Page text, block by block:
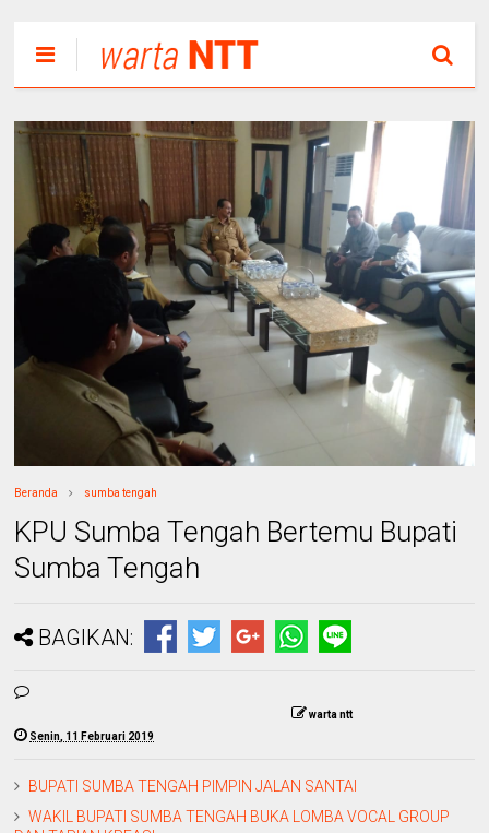
Beranda sumba tengah
KPU Sumba Tengah Bertemu Bupati
Sumba Tengah
BAGIKAN:
warta ntt
Senin, 11 Februari 2019
BUPATI SUMBA TENGAH PIMPIN JALAN SANTAI
WAKIL BUPATI SUMBA TENGAH BUKA LOMBA VOCAL GROUP